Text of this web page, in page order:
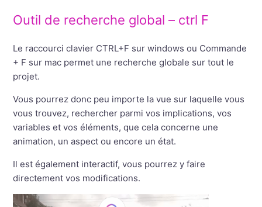
Outil de recherche global – ctrl F
Le raccourci clavier CTRL+F sur windows ou Commande
+ F sur mac permet une recherche globale sur tout le
projet.
Vous pourrez donc peu importe la vue sur laquelle vous
vous trouvez, rechercher parmi vos implications, vos
variables et vos éléments, que cela concerne une
animation, un aspect ou encore un état.
Il est également interactif, vous pourrez y faire
directement vos modifications.